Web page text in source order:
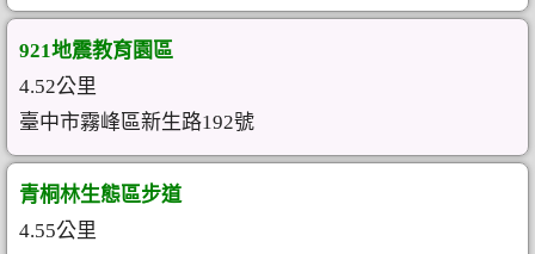
921地震教育園區
4.52公里
臺中市霧峰區新生路192號
青桐林生態區步道
4.55公里